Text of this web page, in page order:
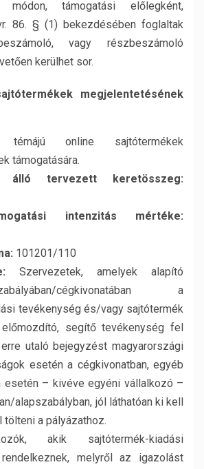
módon, támogatási előlegként,
86. § (1) bekezdésében foglaltak
vagy részbeszámoló
kerülhet sor.
megjelentetésének
témájú online sajtótermékek
támogatására.
álló tervezett keretösszeg:
intenzitás mértéke:
101201/110
Szervezetek, amelyek alapító
cégkivonatában a
tevékenység és/vagy sajtótermék
segítő tevékenység fel
utaló bejegyzést magyarországi
esetén a cégkivonatban, egyéb
esetén – kivéve egyéni vállalkozó –
alapszabályban, jól láthatóan ki kell
a pályázathoz.
akik sajtótermék-kiadási
melyről az igazolást